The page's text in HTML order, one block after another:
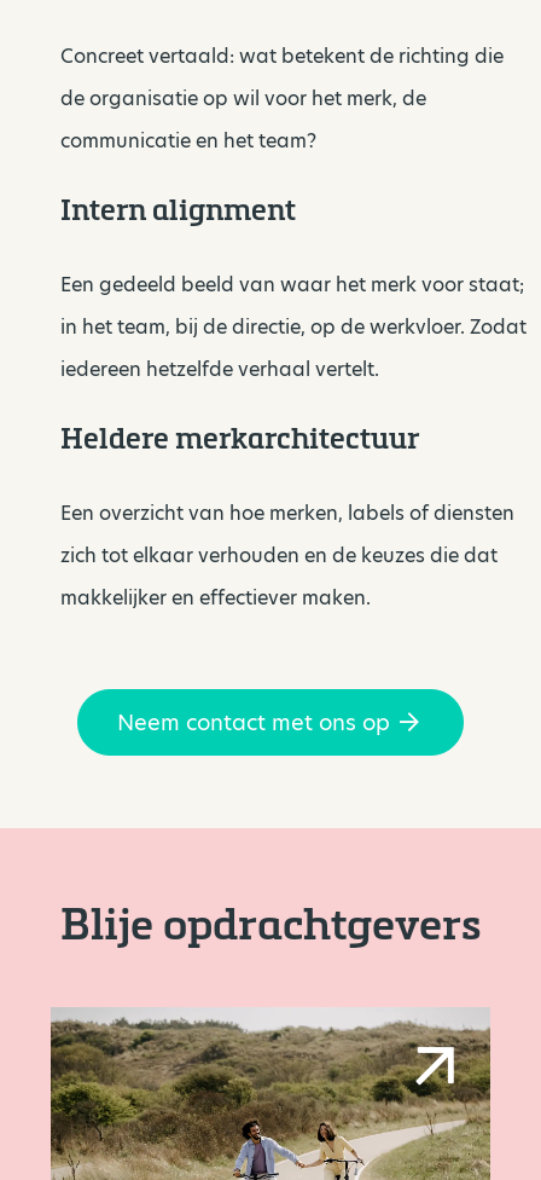
Concreet vertaald: wat betekent de richting die
de organisatie op wil voor het merk, de
communicatie en het team?
Intern alignment
Een gedeeld beeld van waar het merk voor staat;
in het team, bij de directie, op de werkvloer. Zodat
iedereen hetzelfde verhaal vertelt.
Heldere merkarchitectuur
Een overzicht van hoe merken, labels of diensten
zich tot elkaar verhouden en de keuzes die dat
makkelijker en effectiever maken.
Neem contact met ons op
Blije opdrachtgevers